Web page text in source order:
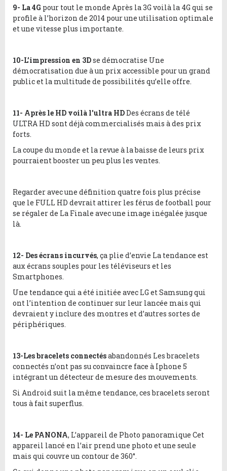
9- La 4G pour tout le monde Après la 3G voilà la 4G qui se
profile à l’horizon de 2014 pour une utilisation optimale
et une vitesse plus importante.
10-L’impression en 3Dse démocratise Une
démocratisation due à un prix accessible pour un grand
public et la multitude de possibilités qu’elle offre.
11- Après le HD voilà l’ultra HDDes écrans de télé
ULTRA HD sont déjà commercialisés mais à des prix
forts.
La coupe du monde et la revue à la baisse de leurs prix
pourraient booster un peu plus les ventes.
Regarder avec une définition quatre fois plus précise
que le FULL HD devrait attirer les férus de football pour
se régaler de La Finale avec une image inégalée jusque
là.
12- Des écrans incurvés, ça plie d’envie La tendance est
aux écrans souples pour les téléviseurs et les
Smartphones.
Une tendance qui a été initiée avec LG et Samsung qui
ont l’intention de continuer sur leur lancée mais qui
devraient y inclure des montres et d’autres sortes de
périphériques.
13-Les bracelets connectésabandonnés Les bracelets
connectés n’ont pas su convaincre face à Iphone 5
intégrant un détecteur de mesure des mouvements.
Si Android suit la même tendance, ces bracelets seront
tous à fait superflus.
14- Le PANONA, L’appareil de Photo panoramique Cet
appareil lancé en l’air prend une photo et une seule
mais qui couvre un contour de 360°.